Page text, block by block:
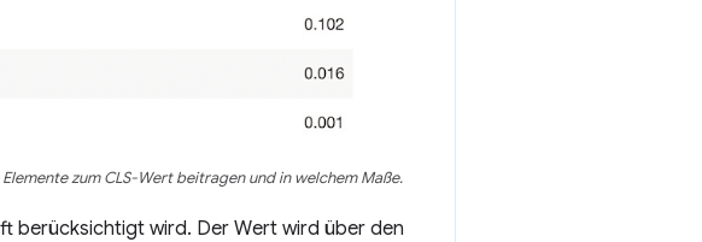
zum CLS-Wert beitragen und in welchem Maße.
berücksichtigt wird. Der Wert wird über den